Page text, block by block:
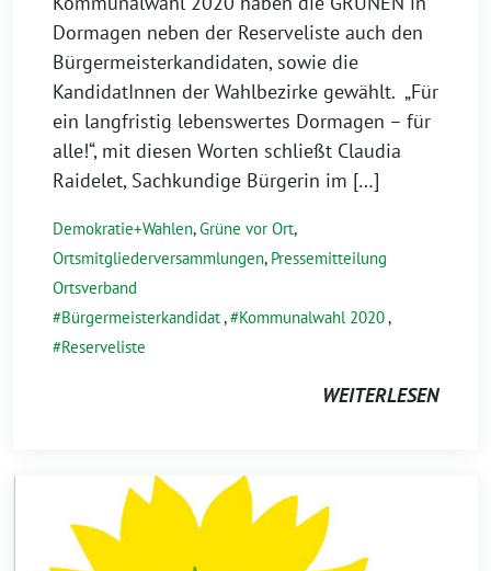
Dormagen neben der Reserveliste auch den
Bürgermeisterkandidaten, sowie die
KandidatInnen der Wahlbezirke gewählt. „Für
ein langfristig lebenswertes Dormagen – für
alle!“, mit diesen Worten schließt Claudia
Raidelet, Sachkundige Bürgerin im […]
Demokratie+Wahlen,Grüne vor Ort,
Ortsmitgliederversammlungen, Pressemitteilung
Ortsverband
Bürgermeisterkandidat, Kommunalwahl 2020,
Reserveliste
WEITERLESEN